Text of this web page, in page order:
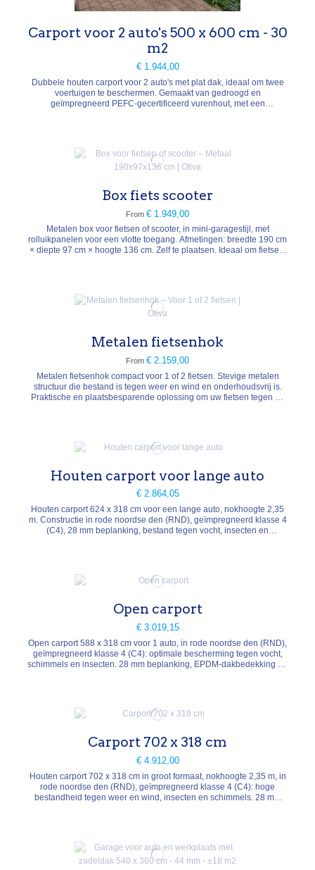
Carport voor 2 auto's 500 x 600 cm - 30
m2
€ 1.944,00
Dubbele houten carport voor 2 auto's met plat dak, ideaal om twee
voertuigen te beschermen. Gemaakt van gedroogd en
geïmpregneerd PEFC-gecertificeerd vurenhout, met een
Box fiets scooter
From € 1.949,00
Metalen box voor fietsen of scooter, in mini-garagestijl, met
rolluikpanelen voor een vlotte toegang. Afmetingen: breedte 190 cm
× diepte 97 cm × hoogte 136 cm. Zelf te plaatsen. Ideaal om fietsen,
Metalen fietsenhok
From € 2.159,00
Metalen fietsenhok compact voor 1 of 2 fietsen. Stevige metalen
structuur die bestand is tegen weer en wind en onderhoudsvrij is.
Praktische en plaatsbesparende oplossing om uw fietsen tegen de
Houten carport voor lange auto
€ 2.864,05
Houten carport 624 x 318 cm voor een lange auto, nokhoogte 2,35
m. Constructie in rode noordse den (RND), geïmpregneerd klasse 4
(C4), 28 mm beplanking, bestand tegen vocht, insecten en
Open carport
€ 3.019,15
Open carport 588 x 318 cm voor 1 auto, in rode noordse den (RND),
geïmpregneerd klasse 4 (C4): optimale bescherming tegen vocht,
schimmels en insecten. 28 mm beplanking, EPDM-dakbedekking en
Carport 702 x 318 cm
€ 4.912,00
Houten carport 702 x 318 cm in groot formaat, nokhoogte 2,35 m, in
rode noordse den (RND), geïmpregneerd klasse 4 (C4): hoge
bestandheid tegen weer en wind, insecten en schimmels. 28 mm